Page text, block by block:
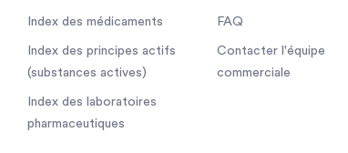
Index des médicaments
Index des principes actifs
(substances actives)
Index des laboratoires
pharmaceutiques
FAQ
Contacter l'équipe
commerciale